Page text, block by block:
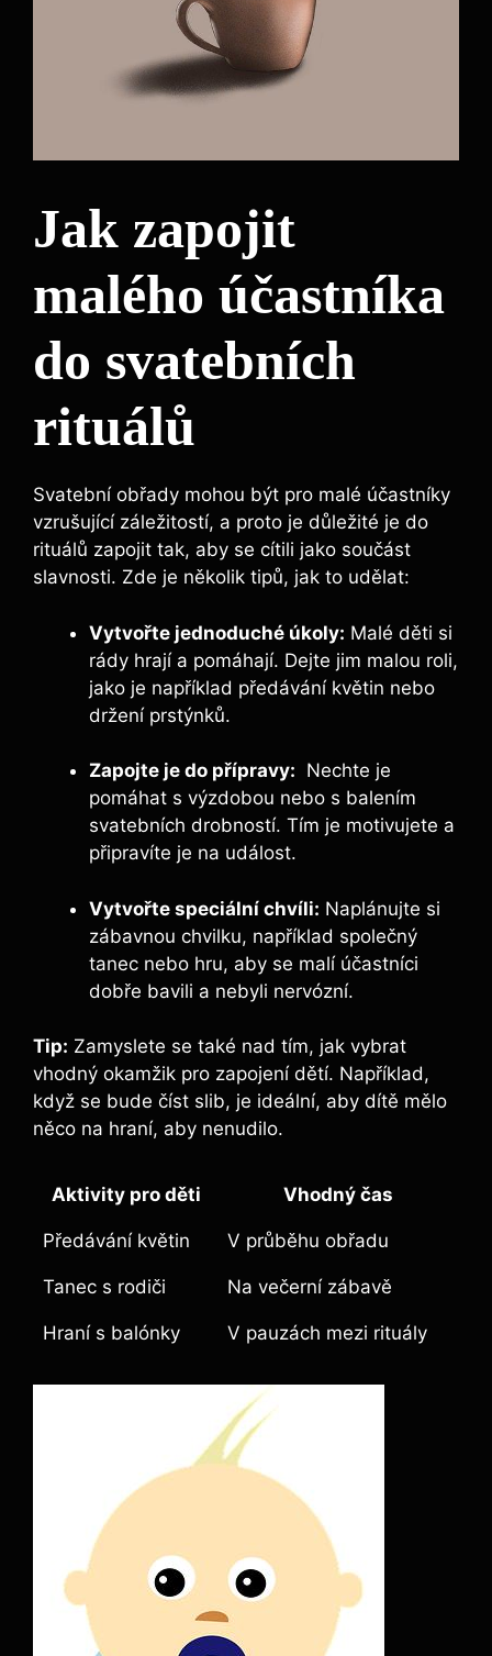
Jak zapojit
malého účastníka
do svatebních
‍rituálů
Svatební obřady​ mohou být pro malé účastníky
vzrušující záležitostí, a proto ⁣je důležité je⁤ do
rituálů​ zapojit tak, aby se cítili jako součást
slavnosti. Zde je⁢ několik tipů, ​jak to udělat:
Vytvořte jednoduché úkoly: ‍Malé děti si⁢
rády hrají ⁤a pomáhají. ⁣Dejte jim ⁤malou roli,
jako je například ‍předávání květin⁤ nebo
držení prstýnků.
Zapojte je⁣ do⁤ přípravy: ‌ Nechte je
⁤pomáhat s výzdobou⁤ nebo s balením
svatebních‌ drobností. Tím je motivujete​ a
připravíte je na⁤ událost.
Vytvořte⁣ speciální​ chvíli: Naplánujte si
zábavnou chvilku, například společný
tanec nebo hru, aby se malí účastníci
dobře bavili a⁢ nebyli nervózní.
Tip: Zamyslete⁢ se také nad tím, jak vybrat
vhodný okamžik pro‍ zapojení dětí. Například,
když⁢ se bude‌ číst slib,⁣ je ideální, aby dítě mělo
něco na hraní, aby nenudilo.
Aktivity pro ⁢děti Vhodný čas
Předávání květin V průběhu obřadu
Tanec s rodiči Na večerní zábavě
Hraní s balónky V pauzách mezi rituály